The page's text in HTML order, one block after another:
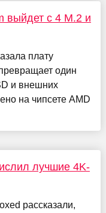
выйдет с 4 M.2 и
плату
один
и внешних
на чипсете AMD
лучшие 4K-
рассказали,